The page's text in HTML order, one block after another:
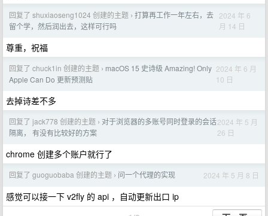
回复了 shuxiaoseng1024 创建的主题 › 打算再工作一年左右，去
留个学，然后润出去，这样可行吗
2024 年 6
月 14 日
尊重，祝福
回复了 chuck1in 创建的主题 › macOS 15 史诗级 Amazing! Only
Apple Can Do 更新预测贴
2024 年 6 月
10 日
去掉诗差不多
回复了 jack778 创建的主题 › 对于浏览器的多账号同时登录的会话
隔离， 有没有比较好的方案
2024 年 5 月
26 日
chrome 创建多个账户就行了
回复了 guoguobaba 创建的主题 › 问一个代理的实现 2024 年 5 月 8 日
感觉可以接一下 v2fly 的 api ，自动更新出口 ip